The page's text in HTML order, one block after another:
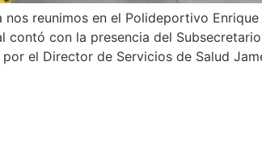
nos reunimos en el Polideportivo
contó con la presencia del
el Director de Servicios de Salud